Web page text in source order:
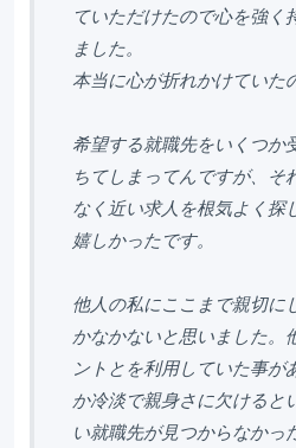
ていただけたので心を強く
ました。
本当に心が折れかけていた
希望する就職先をいくつか
ちてしまってんですが、そ
なく近い求人を根気よく探
嬉しかったです。
他人の私にここまで親切に
かなかないと思いました。
ントとを利用していた事が
か冷淡で親身さに欠けると
い就職先が見つからなかっ